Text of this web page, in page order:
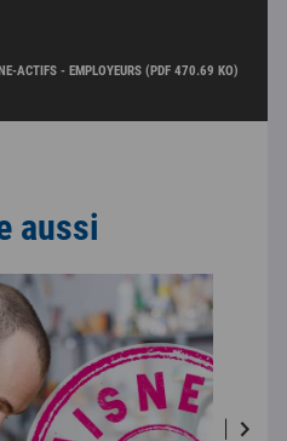
ACTIFS - EMPLOYEURS (PDF 470.69 KO)
aussi